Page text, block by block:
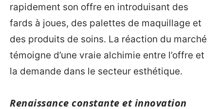
rapidement son offre en introduisant des
fards à joues, des palettes de maquillage et
des produits de soins. La réaction du marché
témoigne d’une vraie alchimie entre l’offre et
la demande dans le secteur esthétique.
Renaissance constante et innovation